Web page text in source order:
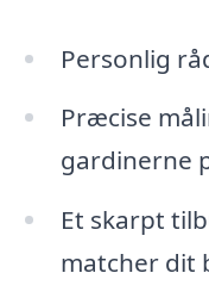
Personlig
Præcise
gardinerne
Et skarpt
matcher dit